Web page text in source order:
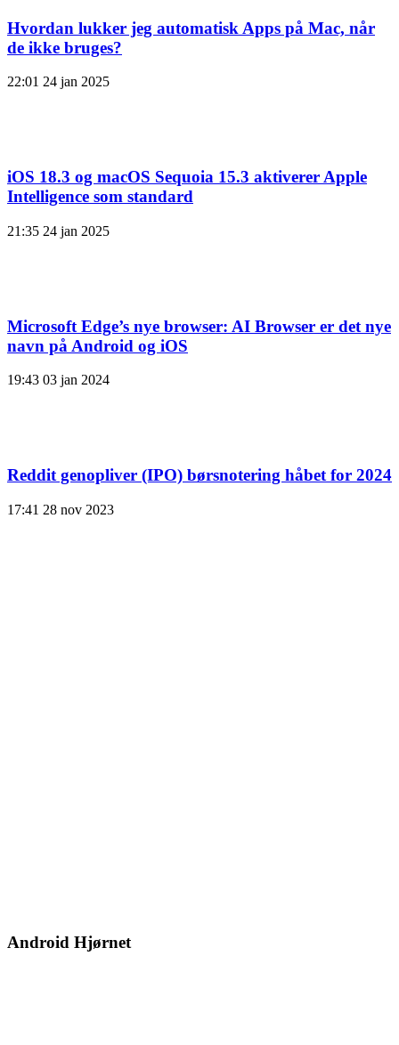
Hvordan lukker jeg automatisk Apps på Mac, når
de ikke bruges?
22:01 24 jan 2025
iOS 18.3 og macOS Sequoia 15.3 aktiverer Apple
Intelligence som standard
21:35 24 jan 2025
Microsoft Edge’s nye browser: AI Browser er det nye
navn på Android og iOS
19:43 03 jan 2024
Reddit genopliver (IPO) børsnotering håbet for 2024
17:41 28 nov 2023
Android Hjørnet